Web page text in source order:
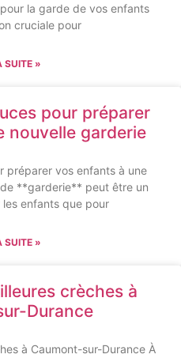
la garde de vos enfants
cruciale pour
SUITE »
pour préparer
nouvelle garderie
préparer vos enfants à une
**garderie** peut être un
enfants que pour
SUITE »
crèches à
Durance
à Caumont-sur-Durance À